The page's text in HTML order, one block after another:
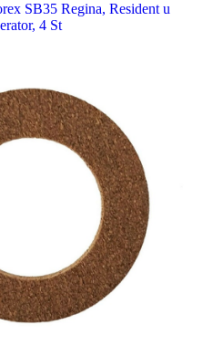
SB35 Regina, Resident u
4 St